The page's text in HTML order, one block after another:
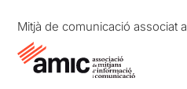
Mitjà de comunicació associat a